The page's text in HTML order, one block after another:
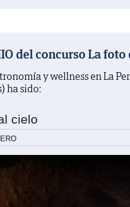
del concurso La
y wellness en La
ha sido:
cielo